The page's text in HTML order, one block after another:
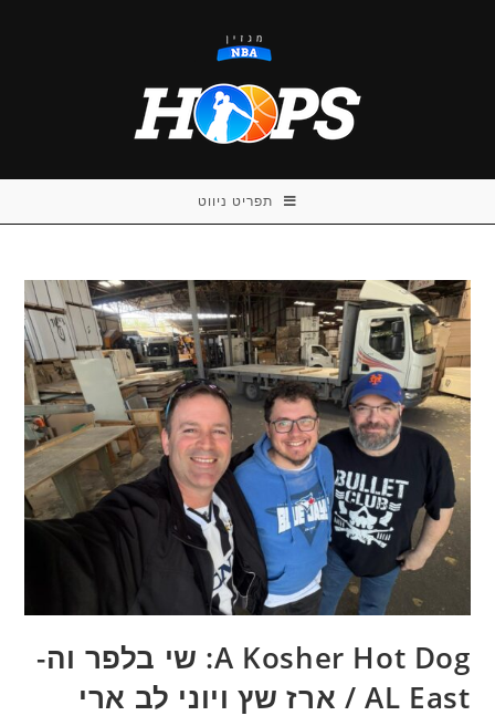
תפריט ניווט
A Kosher Hot Dog: שי בלפר וה-
AL East / ארז שץ ויוני לב ארי